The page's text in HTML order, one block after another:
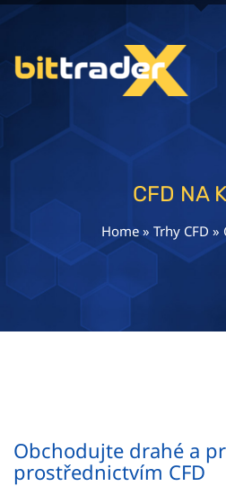
CFD NA
Home» Trhy CFD »
Obchodujte drahé a
prostřednictvím CFD